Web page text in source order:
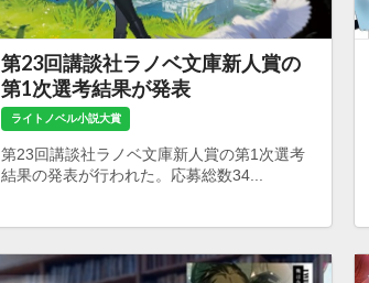
第23回講談社ラノベ文庫新人賞の
第1次選考結果が発表
ライトノベル小説大賞
第23回講談社ラノベ文庫新人賞の第1次選考
結果の発表が行われた。応募総数34...